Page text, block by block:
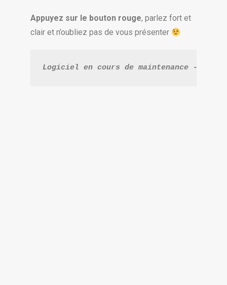
Appuyez sur le bouton rouge, parlez fort et
clair et n’oubliez pas de vous présenter
Logiciel en cours de maintenance -